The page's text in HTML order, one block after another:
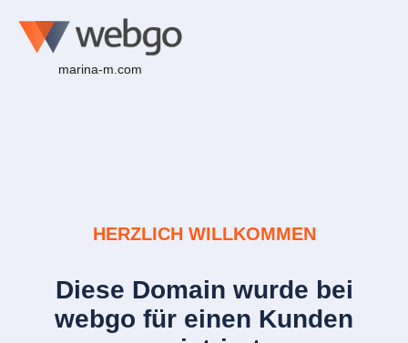
marina-m.com
HERZLICH WILLKOMMEN
Diese Domain wurde bei
webgo für einen Kunden